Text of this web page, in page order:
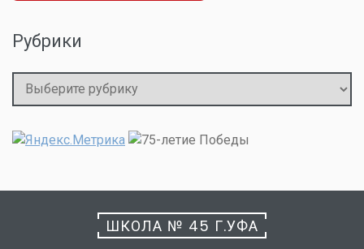
Рубрики
Рубрики
ШКОЛА № 45 Г.УФА